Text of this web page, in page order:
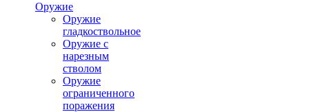
Оружие
Оружие
гладкоствольное
Оружие с
нарезным
стволом
Оружие
ограниченного
поражения